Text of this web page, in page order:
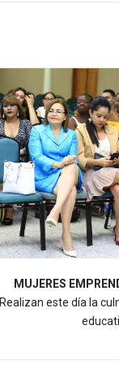
MUJERES
Realizan este día la